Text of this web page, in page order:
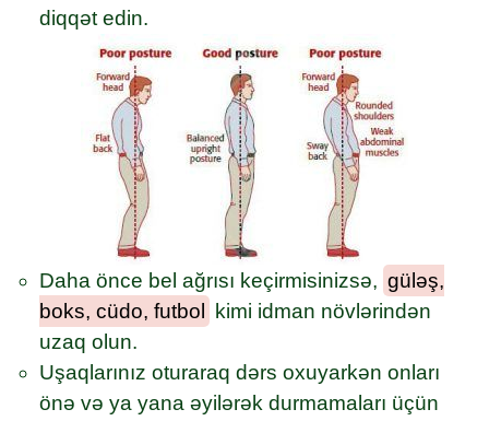
diqqət edin.
Daha önce bel ağrısı keçirmisinizsə, güləş,
boks, cüdo, futbol
kimi idman növlərindən
uzaq olun.
Uşaqlarınız oturaraq dərs oxuyarkən onları
önə və ya yana əyilərək durmamaları üçün